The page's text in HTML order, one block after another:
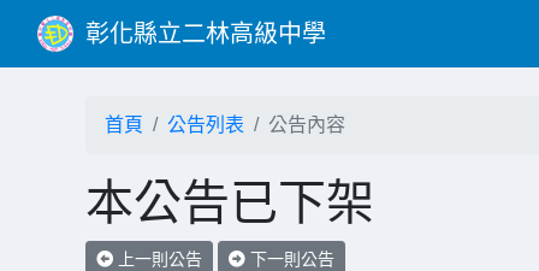
彰化縣立二林高級中學
首頁 公告列表 公告內容
本公告已下架
上一則公告 下一則公告